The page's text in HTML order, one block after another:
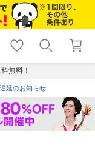
shopping_cart lock_outline
ログイン
無料！
延のお知らせ